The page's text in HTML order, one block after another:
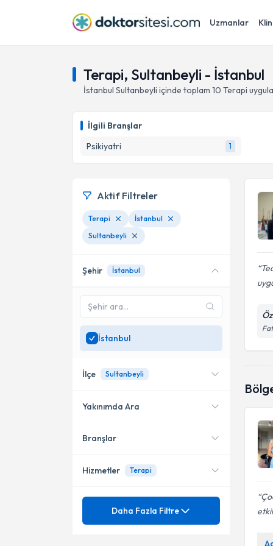
Uzmanlar
Terapi, Sultanbeyli - İstanbul
İstanbul Sultanbeyli içinde toplam 10 Terapi
İlgili Branşlar
Psikiyatri
1
Aktif Filtreler
Terapi
İstanbul
Sultanbeyli
Şehir İstanbul
İstanbul
İlçe Sultanbeyli
Kadıköy
Bakırköy
Yakınımda Ara
Konumuma yakın uzmanları
Branşlar
Psikiyatri
Hizmetler Terapi
Mezuniyet
Daha Fazla Filtre